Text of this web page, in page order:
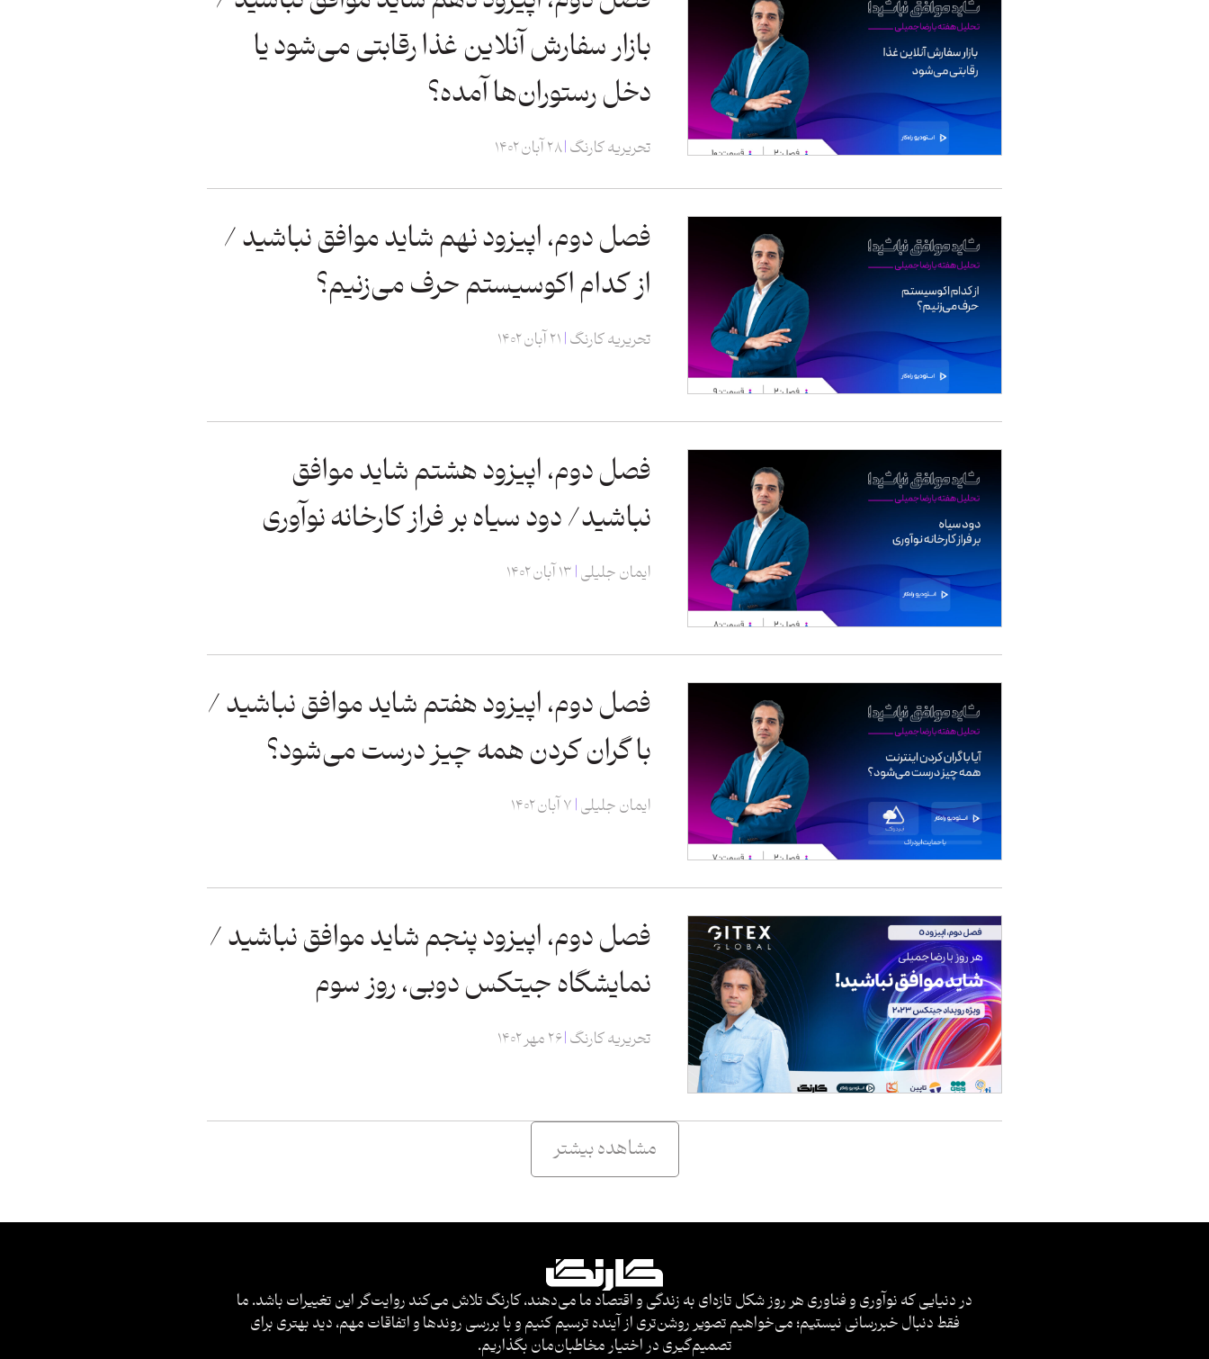
بازار سفارش آنلاین غذا رقابتی می‌شود یا
دخل رستوران‌ها آمده؟
تحریریه کارنگ ۲۸ آبان ۱۴۰۲
فصل دوم، اپیزود نهم شاید موافق نباشید /
از کدام اکوسیستم حرف می‌زنیم؟
تحریریه کارنگ ۲۱ آبان ۱۴۰۲
فصل دوم، اپیزود هشتم شاید موافق
نباشید/ دود سیاه بر فراز کارخانه نوآوری
ایمان جلیلی ۱۳ آبان ۱۴۰۲
فصل دوم، اپیزود هفتم شاید موافق نباشید /
با گران کردن همه چیز درست می‌شود؟
ایمان جلیلی ۷ آبان ۱۴۰۲
فصل دوم، اپیزود پنجم شاید موافق نباشید /
نمایشگاه جیتکس دوبی، روز سوم
تحریریه کارنگ ۲۶ مهر ۱۴۰۲
مشاهده بیشتر
در دنیایی که نوآوری و فناوری هر روز شکل تازه‌ای به زندگی و اقتصاد ما می‌دهند، کارنگ تلاش می‌کند روایت‌گر این تغییرات باشد. ما
فقط دنبال خبررسانی نیستیم؛ می‌خواهیم تصویر روشن‌تری از آینده ترسیم کنیم و با بررسی روندها و اتفاقات مهم، دید بهتری برای
تصمیم‌گیری در اختیار مخاطبان‌مان بگذاریم.